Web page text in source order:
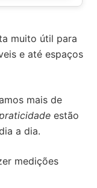
muito útil para
e até espaços
mais de
estão
a dia.
medições